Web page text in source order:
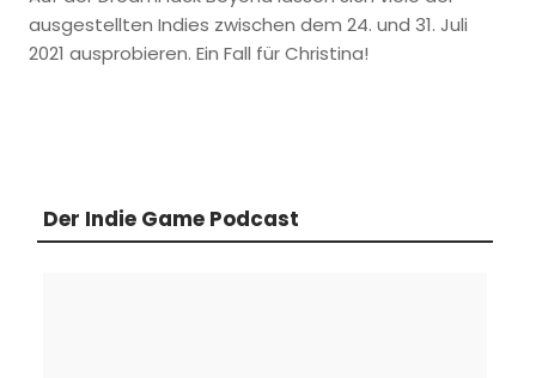
ausgestellten Indies zwischen dem 24. und 31. Juli
2021 ausprobieren. Ein Fall für Christina!
Der Indie Game Podcast